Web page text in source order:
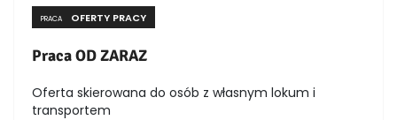
PRACA OFERTY PRACY
Praca OD ZARAZ
Oferta skierowana do osób z własnym lokum i
transportem